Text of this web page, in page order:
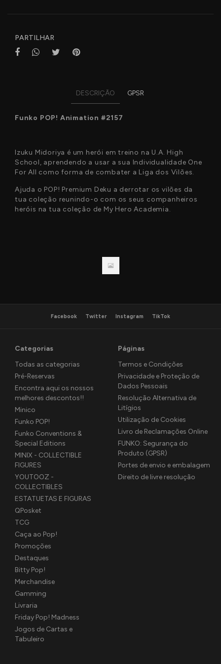
PARTILHAR
DESCRIÇÃO GPSR
Funko POP! Animation #2157
Izuku Midoriya é um herói em treino na U.A. High
School, aprendendo a usar a sua Individualidade One
For All como forma de combater a Liga dos Vilões.
Ajuda o POP! Premium Deku a derrotar os vilões da
tua coleção reunindo-o com os seus companheiros
heróis na tua coleção de My Hero Academia.
Facebook Twitter Instagram TikTok
Categorias
Todas as categorias
Pré-Reservas
Encontra aqui os nossos
melhores descontos!!
Minico
Funko POP!
Funko Conventions &
Special Editions
MINIX - COLLECTIBLE
FIGURES
YOUTOOZ -
COLLECTIBLES
ESTATUETAS E FIGURAS
QPosket
TCG
Caça ao Pop!
Promoções
Destaques
Bitty Pop!
Merchandise
Gamming
Livraria
Friday Pop! Madness
Jogos de Cartas e
Tabuleiro
Páginas
Termos e Condições
Privacidade e Proteção de
Dados Pessoais
Resolução Alternativa de
Litígios
Utilização de Cookies
Livro de Reclamações Online
FUNKO: Segurança do
Produto (GPSR)
Portes de envio e embalagem
Direito de livre resolução